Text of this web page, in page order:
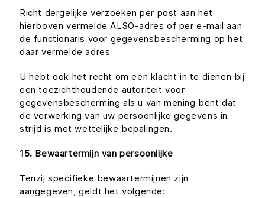
Richt dergelijke verzoeken per post aan het
hierboven vermelde ALSO-adres of per e-mail aan
de functionaris voor gegevensbescherming op het
daar vermelde adres
U hebt ook het recht om een klacht in te dienen bij
een toezichthoudende autoriteit voor
gegevensbescherming als u van mening bent dat
de verwerking van uw persoonlijke gegevens in
strijd is met wettelijke bepalingen.
15. Bewaartermijn van persoonlijke
Tenzij specifieke bewaartermijnen zijn
aangegeven, geldt het volgende: